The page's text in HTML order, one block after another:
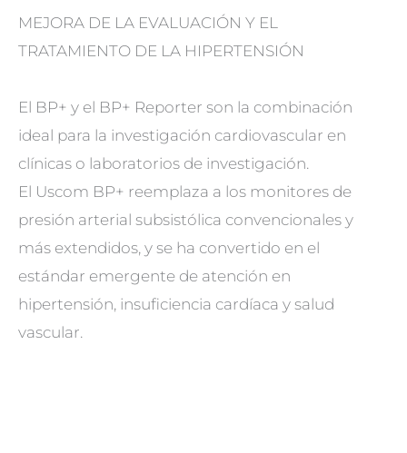
MEJORA DE LA EVALUACIÓN Y EL
TRATAMIENTO DE LA HIPERTENSIÓN
El BP+ y el BP+ Reporter son la combinación
ideal para la investigación cardiovascular en
clínicas o laboratorios de investigación.
El Uscom BP+ reemplaza a los monitores de
presión arterial subsistólica convencionales y
más extendidos, y se ha convertido en el
estándar emergente de atención en
hipertensión, insuficiencia cardíaca y salud
vascular.